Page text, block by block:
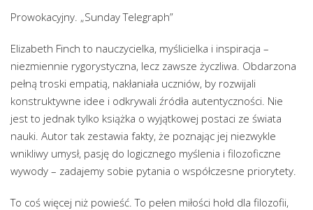
Prowokacyjny. „Sunday Telegraph”
Elizabeth Finch to nauczycielka, myślicielka i inspiracja –
niezmiennie rygorystyczna, lecz zawsze życzliwa. Obdarzona
pełną troski empatią, nakłaniała uczniów, by rozwijali
konstruktywne idee i odkrywali źródła autentyczności. Nie
jest to jednak tylko książka o wyjątkowej postaci ze świata
nauki. Autor tak zestawia fakty, że poznając jej niezwykle
wnikliwy umysł, pasję do logicznego myślenia i filozoficzne
wywody – zadajemy sobie pytania o współczesne priorytety.
To coś więcej niż powieść. To pełen miłości hołd dla filozofii,